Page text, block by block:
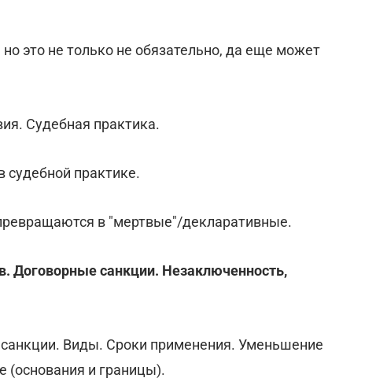
это не только не обязательно, да еще может
Судебная практика.
судебной практике.
в "мертвые"/декларативные.
Договорные санкции. Незаключенность,
Виды. Сроки применения. Уменьшение
(основания и границы).